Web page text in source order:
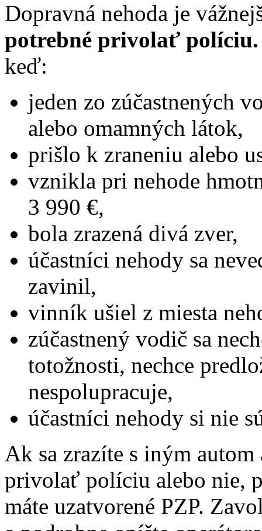
Dopravná nehoda je
potrebné privolať políciu.
keď:
jeden zo zúčastnených
alebo omamných látok,
prišlo k zraneniu alebo
vznikla pri nehode
3 990 €,
bola zrazená divá zver,
účastníci nehody sa
zavinil,
vinník ušiel z miesta
zúčastnený vodič sa
totožnosti, nechce
nespolupracuje,
účastníci nehody si nie
Ak sa zrazíte s iným
privolať políciu alebo nie,
máte uzatvorené PZP.